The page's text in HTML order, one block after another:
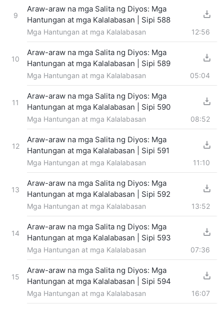
9
Araw-araw na mga Salita ng Diyos: Mga
Hantungan at mga Kalalabasan | Sipi 588
Mga Hantungan at mga Kalalabasan 12:56
10
Araw-araw na mga Salita ng Diyos: Mga
Hantungan at mga Kalalabasan | Sipi 589
Mga Hantungan at mga Kalalabasan 05:04
11
Araw-araw na mga Salita ng Diyos: Mga
Hantungan at mga Kalalabasan | Sipi 590
Mga Hantungan at mga Kalalabasan 08:52
12
Araw-araw na mga Salita ng Diyos: Mga
Hantungan at mga Kalalabasan | Sipi 591
Mga Hantungan at mga Kalalabasan 11:10
13
Araw-araw na mga Salita ng Diyos: Mga
Hantungan at mga Kalalabasan | Sipi 592
Mga Hantungan at mga Kalalabasan 13:52
14
Araw-araw na mga Salita ng Diyos: Mga
Hantungan at mga Kalalabasan | Sipi 593
Mga Hantungan at mga Kalalabasan 07:36
15
Araw-araw na mga Salita ng Diyos: Mga
Hantungan at mga Kalalabasan | Sipi 594
Mga Hantungan at mga Kalalabasan 16:07